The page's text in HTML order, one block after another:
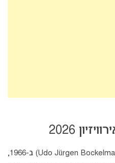
2026
Udo Jürgen
) ב-1966,